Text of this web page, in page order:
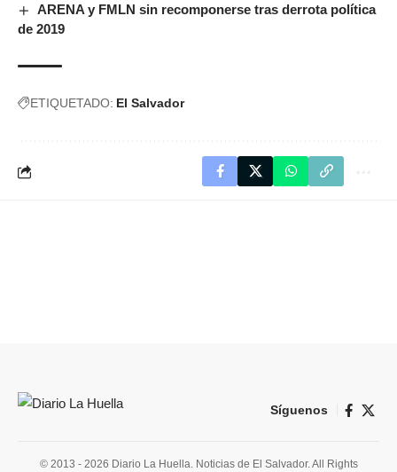
ARENA y FMLN sin recomponerse tras derrota política
de 2019
ETIQUETADO: El Salvador
Síguenos
© 2013 - 2026 Diario La Huella. Noticias de El Salvador. All Rights